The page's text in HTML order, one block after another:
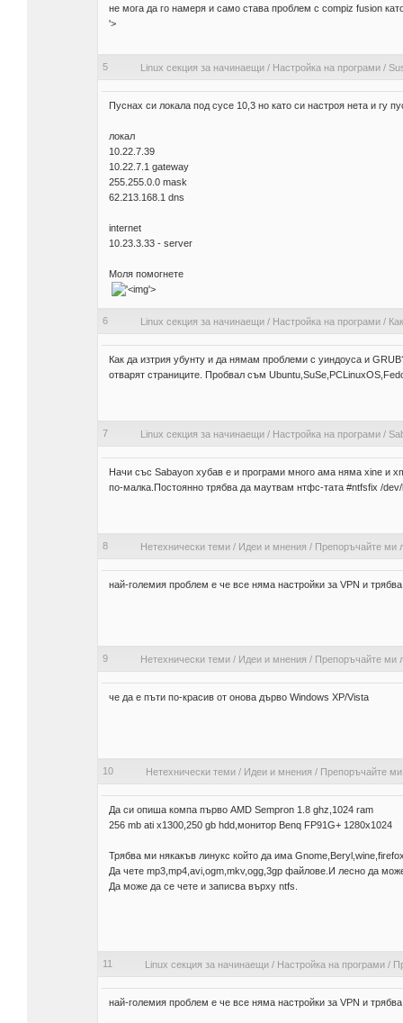
не мога да го намеря и само става проблем с compiz fusion
'>
5 Linux секция за начинаещи/ Настройка на програми/
Пуснах си локала под сусе 10,3 но като си настроя нета и гу
локал
10.22.7.39
10.22.7.1 gateway
255.255.0.0 mask
62.213.168.1 dns
internet
10.23.3.33 - server
Моля помогнете
'>
6 Linux секция за начинаещи/ Настройка на програми/
Как да изтрия убунту и да нямам проблеми с уиндоуса и
отварят страниците. Пробвал съм
7 Linux секция за начинаещи/ Настройка на програми/
Начи със Sabayon хубав е и програми много ама няма xine и
по-малка.Постоянно трябва да маутвам нтфс-тата #ntfsfix /
8 Нетехнически теми/ Идеи и мнения / Препоръчайте ми
най-големия проблем е че все няма настройки за VPN и
9 Нетехнически теми/ Идеи и мнения / Препоръчайте ми
че да е пъти по-красив от онова дърво Windows XP/Vista
10 Нетехнически теми/ Идеи и мнения / Препоръчайте ми
Да си опиша компа първо AMD Sempron 1.8 ghz,1024 ram
256 mb ati x1300,250 gb hdd,монитор Benq FP91G+ 1280х1024
Трябва ми някакъв линукс който да има
Да чете mp3,mp4,avi,ogm,mkv,ogg,3gp файлове.И лесно да
Да може да се чете и записва върху ntfs.
11 Linux секция за начинаещи/ Настройка на програми/
най-големия проблем е че все няма настройки за VPN и